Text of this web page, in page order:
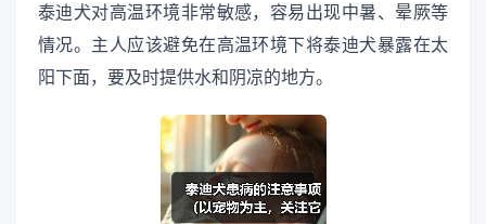
泰迪犬对高温环境非常敏感，容易出现中暑、晕厥等
情况。主人应该避免在高温环境下将泰迪犬暴露在太
阳下面，要及时提供水和阴凉的地方。